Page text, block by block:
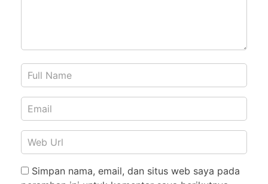
Simpan nama, email, dan situs web saya pada